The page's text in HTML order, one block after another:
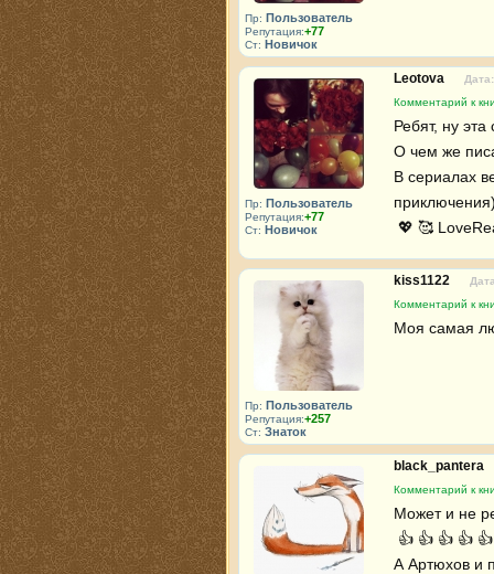
Пр: Пользователь
Репутация:+77
Ст: Новичок
Пр: Пользователь
Репутация:+77
Ст: Новичок
Leotova
Комментарий к
Ребят, ну
О чем же
В сериалах
💖 🥰
Пр: Пользователь
Репутация:+257
Ст: Знаток
kiss1122
Комментарий к
black_pantera
Комментарий к
Может и не
А Артюхов и